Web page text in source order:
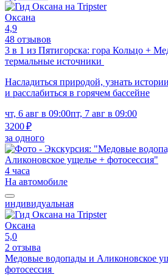
Оксана
4,9
48 отзывов
3 в 1 из Пятигорска: гора Кольцо +
термальные источники
Насладиться природой, узнать
и расслабиться в горячем бассейне
чт, 6 авг в 09:00пт, 7 авг в 09:00
3200 ₽
за одного
4 часа
На автомобиле
индивидуальная
Оксана
5,0
2 отзыва
Медовые водопады и Аликоновское
фотосессия